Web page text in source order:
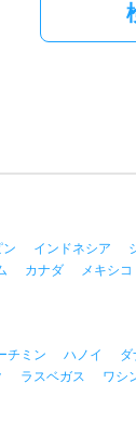
ン インドネシア
カナダ メキシコ
チミン ハノイ ダ
ラスベガス ワシ